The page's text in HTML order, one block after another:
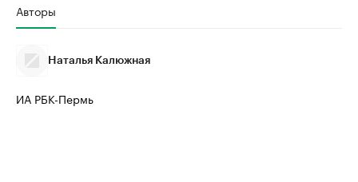
Авторы
Наталья Калюжная
ИА РБК-Пермь